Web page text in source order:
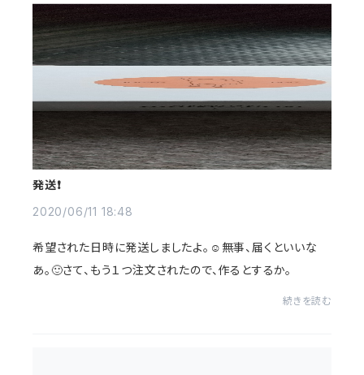
発送❗
2020/06/11 18:48
希望された日時に発送しましたよ。☺️無事、届くといいな
あ。🙂さて、もう１つ注文されたので、作るとするか。
続きを読む